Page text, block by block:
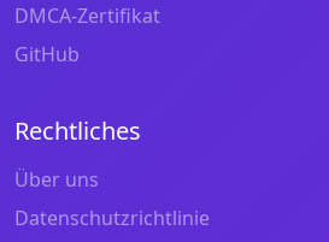
DMCA-Zertifikat
GitHub
Rechtliches
Über uns
Datenschutzrichtlinie